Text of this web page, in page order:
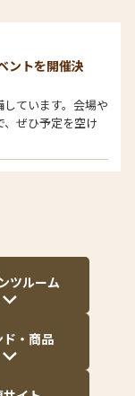
ントを開催決
ています。会場や
ぜひ予定を空け
か？」を公開し
こちら
ツルーム
ド・商品